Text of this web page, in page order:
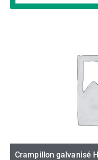
Crampillon galvanisé